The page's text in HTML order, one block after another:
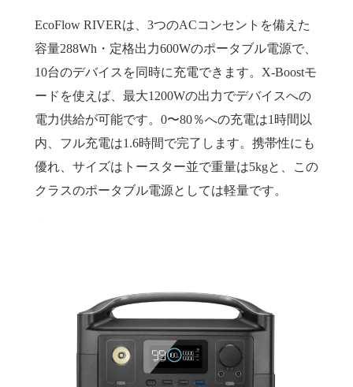
EcoFlow RIVERは、3つのACコンセントを備えた
容量288Wh・定格出力600Wのポータブル電源で、
10台のデバイスを同時に充電できます。X-Boostモ
ードを使えば、最大1200Wの出力でデバイスへの
電力供給が可能です。0〜80％への充電は1時間以
内、フル充電は1.6時間で完了します。携帯性にも
優れ、サイズはトースター並で重量は5kgと、この
クラスのポータブル電源としては軽量です。